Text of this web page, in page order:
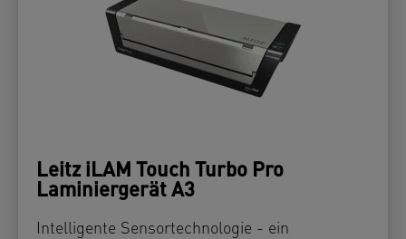
Leitz iLAM Touch Turbo Pro
Laminiergerät A3
Intelligente Sensortechnologie - ein